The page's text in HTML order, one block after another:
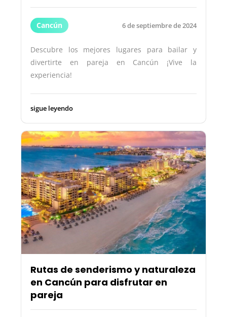
Cancún 6 de septiembre de 2024
Descubre los mejores lugares para bailar y
divertirte en pareja en Cancún ¡Vive la
experiencia!
sigue leyendo
Rutas de senderismo y naturaleza
en Cancún para disfrutar en
pareja